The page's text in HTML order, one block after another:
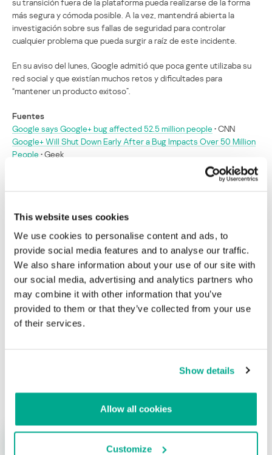
This website uses cookies
We use cookies to personalise content and ads, to
provide social media features and to analyse our traffic.
We also share information about your use of our site with
our social media, advertising and analytics partners who
may combine it with other information that you’ve
provided to them or that they’ve collected from your use
of their services.
Show details
Allow all cookies
Customize
más segura y cómoda posible. A la vez, mantendrá abierta la
investigación sobre sus fallas de seguridad para controlar
cualquier problema que pueda surgir a raíz de este incidente.
En su aviso del lunes, Google admitió que poca gente utilizaba su
red social y que existían muchos retos y dificultades para
“mantener un producto exitoso”.
Fuentes
Google says Google+ bug affected 52.5 million people • CNN
Google+ Will Shut Down Early After a Bug Impacts Over 50 Million
People • Geek
Google to accelerate Google+ social network closure due to new
El cierre de Google+ se adelanta por una
falla de seguridad que afecta a 52,5 millones
de usuarios
Su dirección de correo electrónico no será publicada. Los
campos obligatorios están marcados con*
Correo electrónico